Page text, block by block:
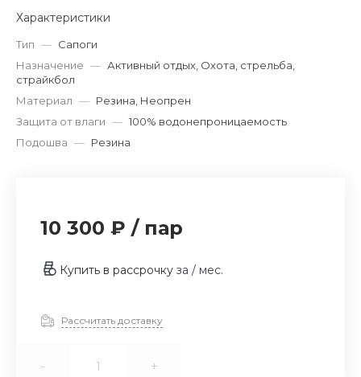
Характеристики
Тип — Сапоги
Назначение — Активный отдых, Охота, стрельба,
страйкбол
Материал — Резина, Неопрен
Защита от влаги — 100% водонепроницаемость
Подошва — Резина
10 300 ₽ / пар
Купить в рассрочку за / мес.
Рассчитать доставку
- +